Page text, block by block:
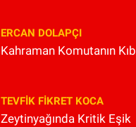
ERCAN DOLAPÇI
Kahraman Komutanın
TEVFIK FIKRET KOCA
Zeytinyağında Kritik Eşik